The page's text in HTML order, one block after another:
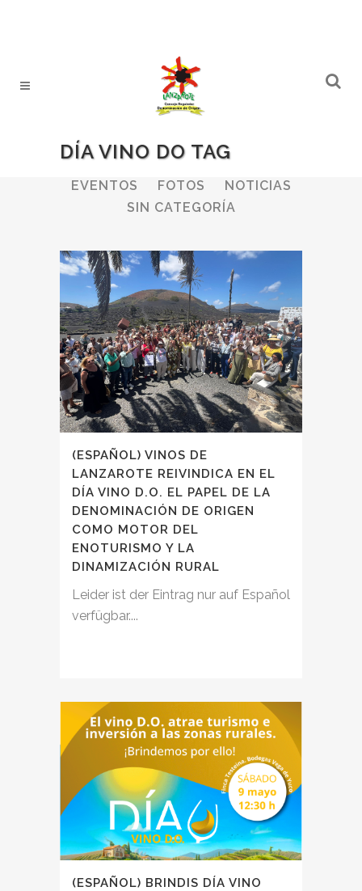
DÍA VINO DO TAG
ALL BODEGAS
BOLETINES
EVENTOS
FOTOS
NOTICIAS
SIN CATEGORÍA
(ESPAÑOL) VINOS DE
LANZAROTE REIVINDICA EN EL
DÍA VINO D.O. EL PAPEL DE LA
DENOMINACIÓN DE ORIGEN
COMO MOTOR DEL
ENOTURISMO Y LA
DINAMIZACIÓN RURAL
Leider ist der Eintrag nur auf Español
verfügbar....
(ESPAÑOL) BRINDIS DÍA VINO